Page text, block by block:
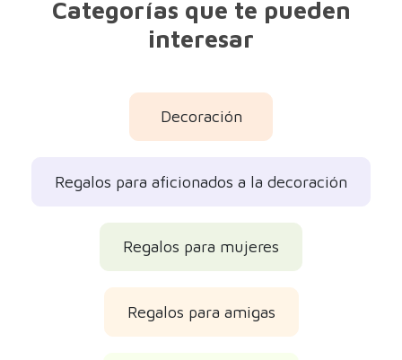
Categorías que te pueden
interesar
Decoración
Regalos para aficionados a la decoración
Regalos para mujeres
Regalos para amigas